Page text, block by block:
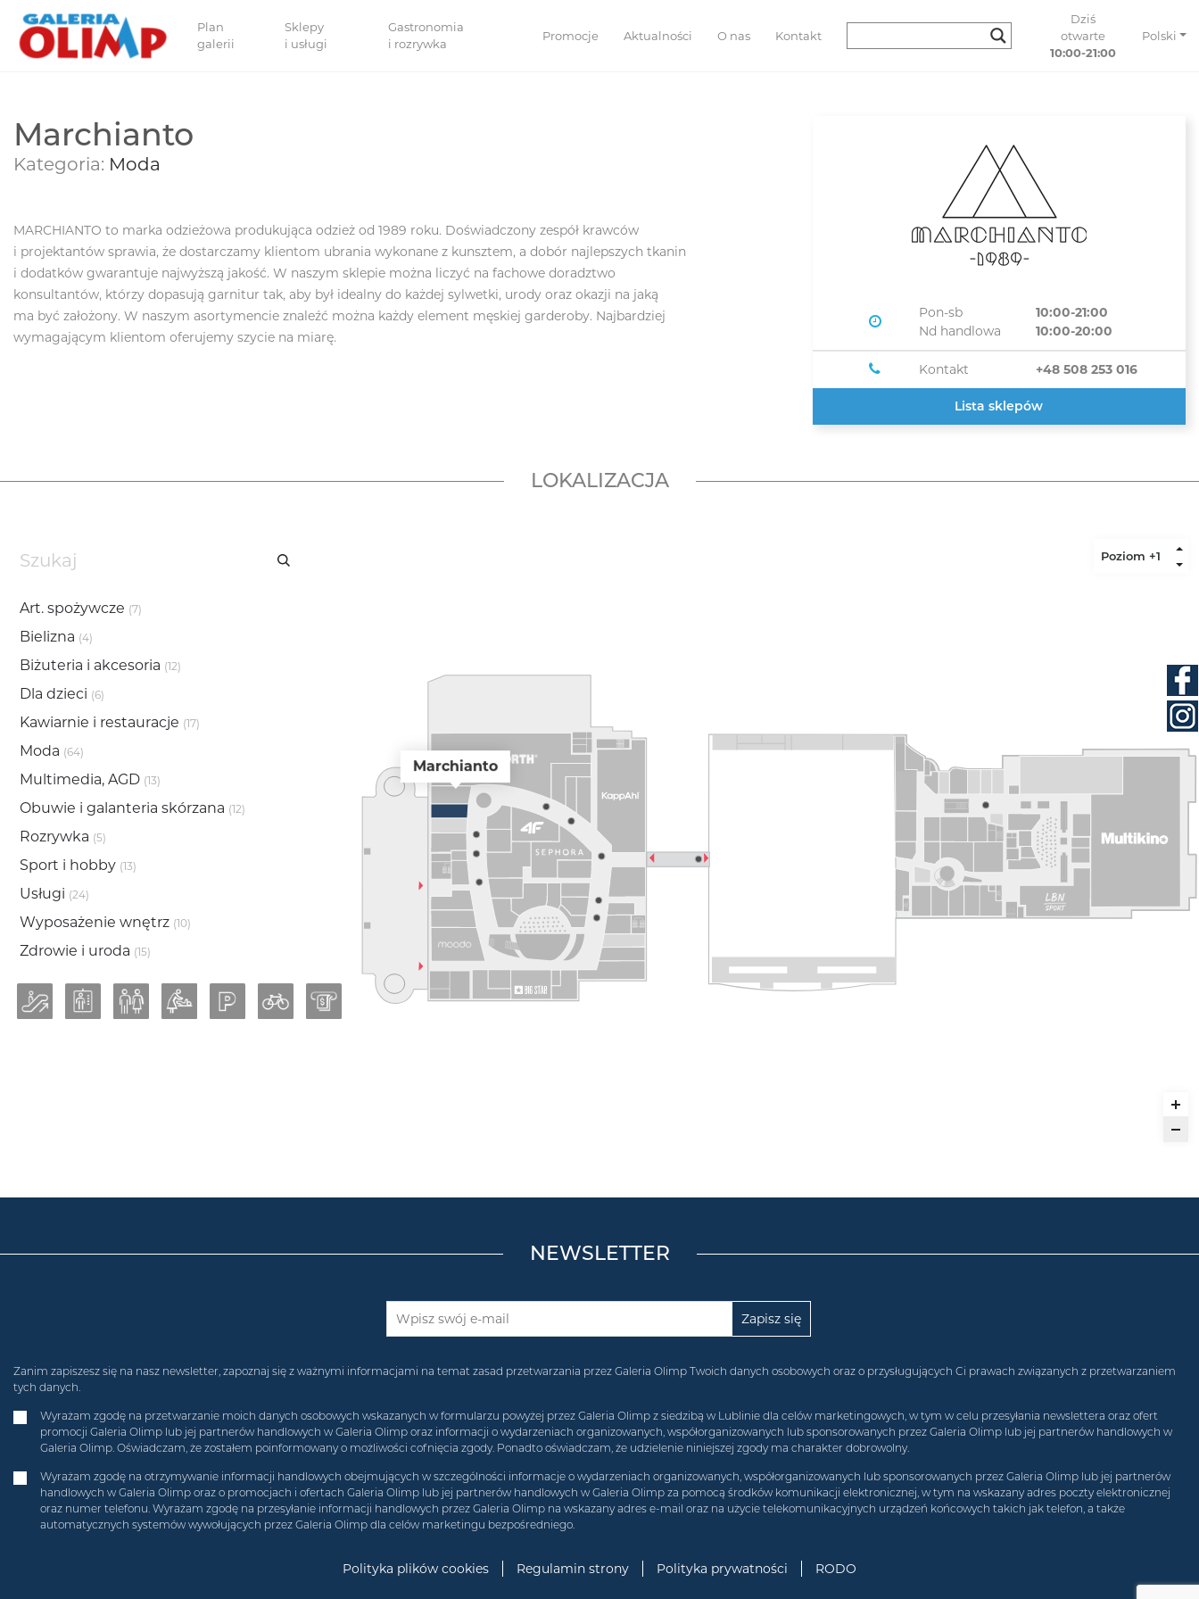
Plan
galerii
Sklepy
i usługi
Gastronomia
i rozrywka
Promocje Aktualności O nas Kontakt
Dziś
otwarte
10:00-21:00
Polski
Marchianto
Kategoria: Moda
MARCHIANTO to marka odzieżowa produkująca odzież od 1989 roku. Doświadczony zespół krawców
i projektantów sprawia, że dostarczamy klientom ubrania wykonane z kunsztem, a dobór najlepszych tkanin
i dodatków gwarantuje najwyższą jakość. W naszym sklepie można liczyć na fachowe doradztwo
konsultantów, którzy dopasują garnitur tak, aby był idealny do każdej sylwetki, urody oraz okazji na jaką
ma być założony. W naszym asortymencie znaleźć można każdy element męskiej garderoby. Najbardziej
wymagającym klientom oferujemy szycie na miarę.
Pon-sb
10:00-21:00
Nd handlowa
10:00-20:00
Kontakt +48 508 253 016
Lista sklepów
LOKALIZACJA
Marchianto
Art. spożywcze (7)
Bielizna (4)
Biżuteria i akcesoria (12)
Dla dzieci (6)
Kawiarnie i restauracje (17)
Moda (64)
Multimedia, AGD (13)
Obuwie i galanteria skórzana (12)
Rozrywka (5)
Sport i hobby (13)
Usługi (24)
Wyposażenie wnętrz (10)
Zdrowie i uroda (15)
NEWSLETTER
Zanim zapiszesz się na nasz newsletter, zapoznaj się z ważnymi informacjami na temat zasad przetwarzania przez Galeria Olimp Twoich danych osobowych oraz o przysługujących Ci prawach związanych z przetwarzaniem
tych danych.
Wyrażam zgodę na przetwarzanie moich danych osobowych wskazanych w formularzu powyżej przez Galeria Olimp z siedzibą w Lublinie dla celów marketingowych, w tym w celu przesyłania newslettera oraz ofert
promocji Galeria Olimp lub jej partnerów handlowych w Galeria Olimp oraz informacji o wydarzeniach organizowanych, współorganizowanych lub sponsorowanych przez Galeria Olimp lub jej partnerów handlowych w
Galeria Olimp. Oświadczam, że zostałem poinformowany o możliwości cofnięcia zgody. Ponadto oświadczam, że udzielenie niniejszej zgody ma charakter dobrowolny.
Wyrażam zgodę na otrzymywanie informacji handlowych obejmujących w szczególności informacje o wydarzeniach organizowanych, współorganizowanych lub sponsorowanych przez Galeria Olimp lub jej partnerów
handlowych w Galeria Olimp oraz o promocjach i ofertach Galeria Olimp lub jej partnerów handlowych w Galeria Olimp za pomocą środków komunikacji elektronicznej, w tym na wskazany adres poczty elektronicznej
oraz numer telefonu. Wyrażam zgodę na przesyłanie informacji handlowych przez Galeria Olimp na wskazany adres e-mail oraz na użycie telekomunikacyjnych urządzeń końcowych takich jak telefon, a także
automatycznych systemów wywołujących przez Galeria Olimp dla celów marketingu bezpośredniego.
Polityka plików cookies Regulamin strony Polityka prywatności RODO